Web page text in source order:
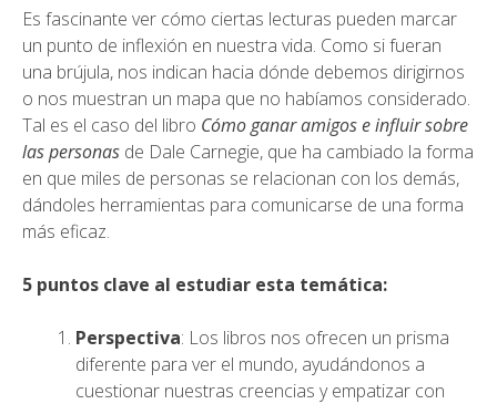
Es fascinante ver cómo ciertas lecturas pueden marcar
un punto de inflexión en nuestra vida. Como si fueran
una brújula, nos indican hacia dónde debemos dirigirnos
o nos muestran un mapa que no habíamos considerado.
Tal es el caso del libro Cómo ganar amigos e influir sobre
las personas de Dale Carnegie, que ha cambiado la forma
en que miles de personas se relacionan con los demás,
dándoles herramientas para comunicarse de una forma
más eficaz.
5 puntos clave al estudiar esta temática:
Perspectiva: Los libros nos ofrecen un prisma
diferente para ver el mundo, ayudándonos a
cuestionar nuestras creencias y empatizar con